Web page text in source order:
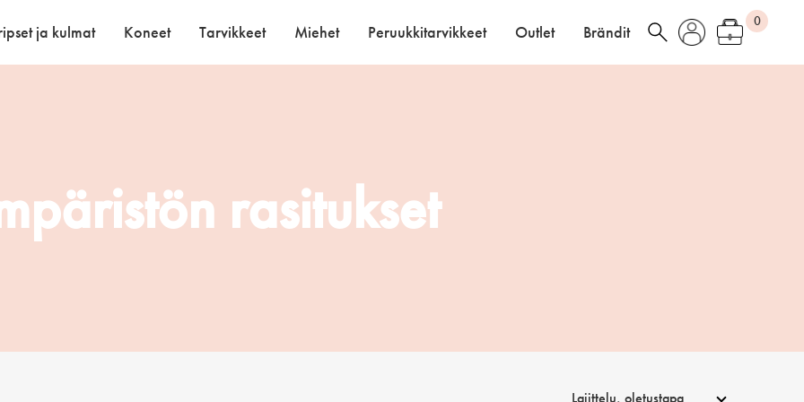
ja kulmat Koneet Tarvikkeet Miehet Peruukkitarvikkeet Outlet Brändit
0
rasitukset